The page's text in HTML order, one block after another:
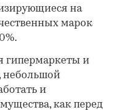
на
марок
гипермаркеты и
небольшой
и
как перед